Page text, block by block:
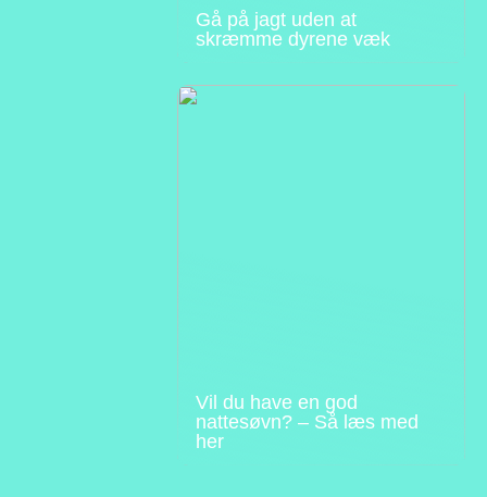
Gå på jagt uden at
skræmme dyrene væk
Vil du have en god
nattesøvn? – Så læs med
her